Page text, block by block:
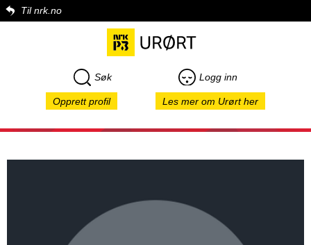
Til nrk.no
Søk Logg inn
Opprett profil Les mer om Urørt her